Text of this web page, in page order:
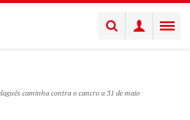
caminha contra o cancro a 31 de maio